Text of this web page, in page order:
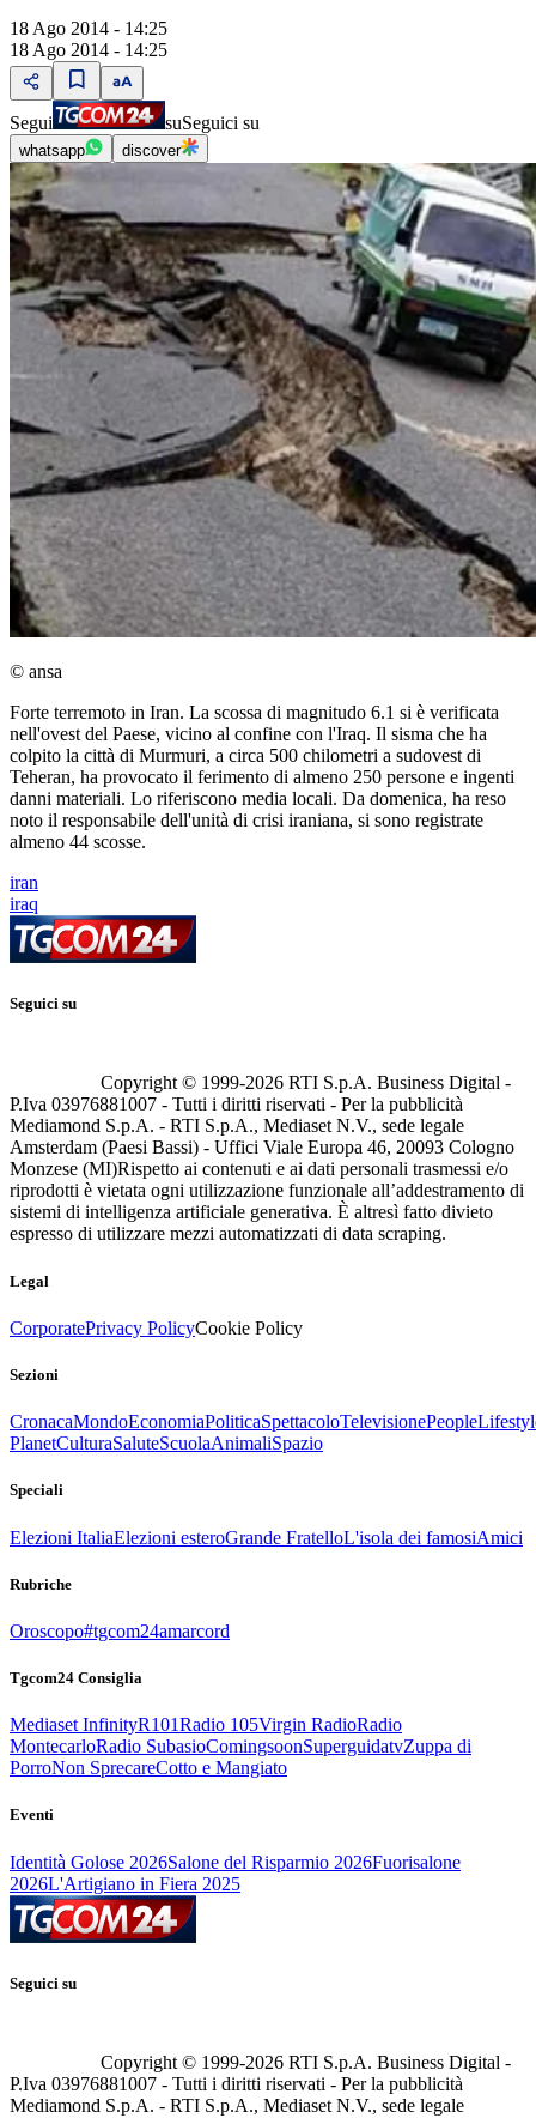
18 Ago 2014 - 14:25
18 Ago 2014 - 14:25
Segui suSeguici su
whatsapp discover
© ansa
Forte terremoto in Iran. La scossa di magnitudo 6.1 si è verificata
nell'ovest del Paese, vicino al confine con l'Iraq. Il sisma che ha
colpito la città di Murmuri, a circa 500 chilometri a sudovest di
Teheran, ha provocato il ferimento di almeno 250 persone e ingenti
danni materiali. Lo riferiscono media locali. Da domenica, ha reso
noto il responsabile dell'unità di crisi iraniana, si sono registrate
almeno 44 scosse.
iran
iraq
Seguici su
Copyright © 1999-2026 RTI S.p.A. Business Digital -
P.Iva 03976881007 - Tutti i diritti riservati - Per la pubblicità
Mediamond S.p.A. - RTI S.p.A., Mediaset N.V., sede legale
Amsterdam (Paesi Bassi) - Uffici Viale Europa 46, 20093 Cologno
Monzese (MI)Rispetto ai contenuti e ai dati personali trasmessi e/o
riprodotti è vietata ogni utilizzazione funzionale all’addestramento di
sistemi di intelligenza artificiale generativa. È altresì fatto divieto
espresso di utilizzare mezzi automatizzati di data scraping.
Legal
CorporatePrivacy PolicyCookie Policy
Sezioni
CronacaMondoEconomiaPoliticaSpettacoloTelevisionePeople
PlanetCulturaSaluteScuolaAnimaliSpazio
Speciali
Elezioni ItaliaElezioni esteroGrande FratelloL'isola dei famosiAmici
Rubriche
Oroscopo#tgcom24amarcord
Tgcom24 Consiglia
Mediaset InfinityR101Radio 105Virgin RadioRadio
MontecarloRadio SubasioComingsoonSuperguidatvZuppa di
PorroNon SprecareCotto e Mangiato
Eventi
Identità Golose 2026Salone del Risparmio 2026Fuorisalone
2026L'Artigiano in Fiera 2025
Seguici su
Copyright © 1999-2026 RTI S.p.A. Business Digital -
P.Iva 03976881007 - Tutti i diritti riservati - Per la pubblicità
Mediamond S.p.A. - RTI S.p.A., Mediaset N.V., sede legale